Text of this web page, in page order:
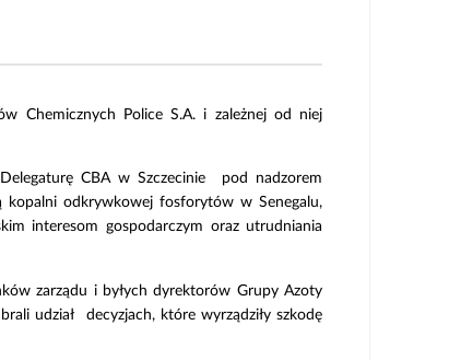
Chemicznych Police S.A. i zależnej od niej
CBA w Szczecinie pod nadzorem
kopalni odkrywkowej fosforytów w Senegalu,
interesom gospodarczym oraz utrudniania
zarządu i byłych dyrektorów Grupy Azoty
udział decyzjach, które wyrządziły szkodę